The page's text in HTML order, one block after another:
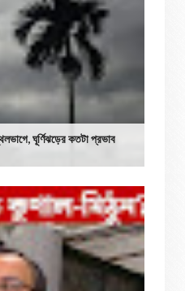
ঘূর্ণিঝড়ের কতটা প্রভাব